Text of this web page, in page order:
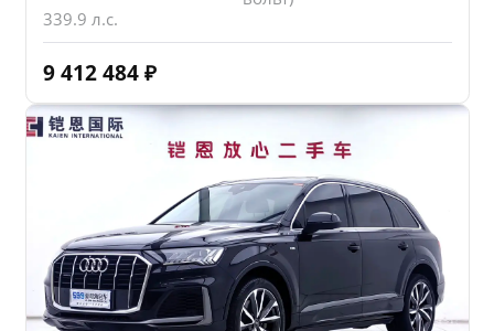
339.9 л.с.
9 412 484 ₽